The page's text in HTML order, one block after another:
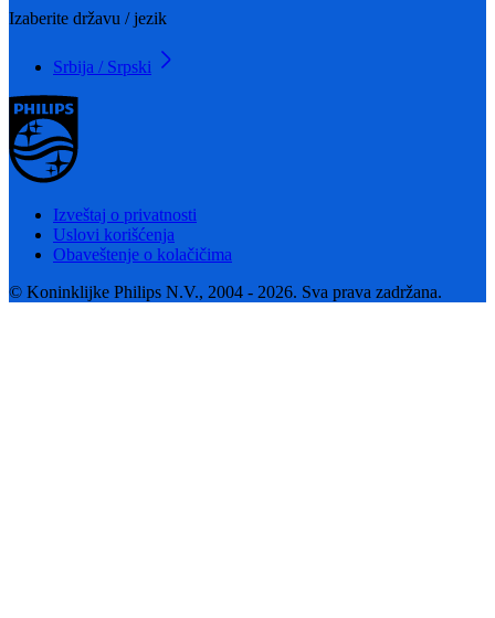
Izaberite državu / jezik
Srbija / Srpski
Izveštaj o privatnosti
Uslovi korišćenja
Obaveštenje o kolačičima
© Koninklijke Philips N.V., 2004 - 2026. Sva prava zadržana.